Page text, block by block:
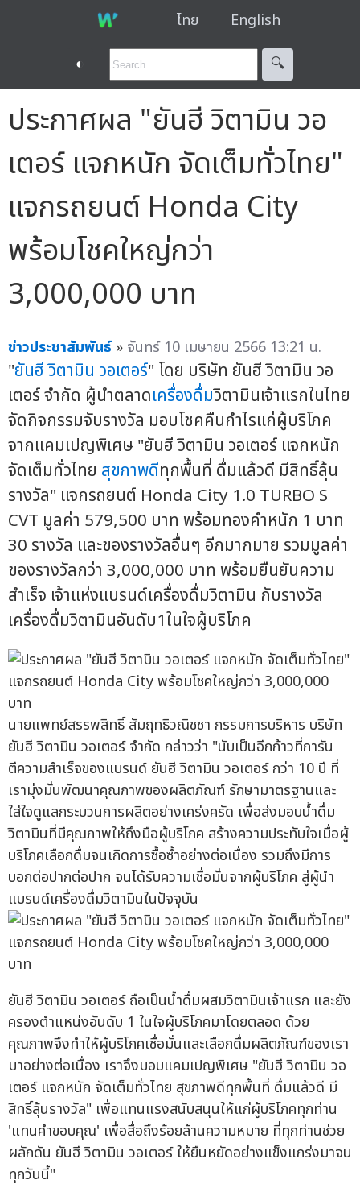
ไทย English
◐ 🔍︎
ประกาศผล "ยันฮี วิตามิน วอ
เตอร์ แจกหนัก จัดเต็มทั่วไทย"
แจกรถยนต์ Honda City
พร้อมโชคใหญ่กว่า
3,000,000 บาท
ข่าวประชาสัมพันธ์ » จันทร์ 10 เมษายน 2566 13:21 น.
"ยันฮี วิตามิน วอเตอร์" โดย บริษัท ยันฮี วิตามิน วอ
เตอร์ จำกัด ผู้นำตลาดเครื่องดื่มวิตามินเจ้าแรกในไทย
จัดกิจกรรมจับรางวัล มอบโชคคืนกำไรแก่ผู้บริโภค
จากแคมเปญพิเศษ "ยันฮี วิตามิน วอเตอร์ แจกหนัก
จัดเต็มทั่วไทย สุขภาพดีทุกพื้นที่ ดื่มแล้วดี มีสิทธิ์ลุ้น
รางวัล" แจกรถยนต์ Honda City 1.0 TURBO S
CVT มูลค่า 579,500 บาท พร้อมทองคำหนัก 1 บาท
30 รางวัล และของรางวัลอื่นๆ อีกมากมาย รวมมูลค่า
ของรางวัลกว่า 3,000,000 บาท พร้อมยืนยันความ
สำเร็จ เจ้าแห่งแบรนด์เครื่องดื่มวิตามิน กับรางวัล
เครื่องดื่มวิตามินอันดับ1ในใจผู้บริโภค
นายแพทย์สรรพสิทธิ์ สัมฤทธิวณิชชา กรรมการบริหาร บริษัท
ยันฮี วิตามิน วอเตอร์ จำกัด กล่าวว่า "นับเป็นอีกก้าวที่การัน
ตีความสำเร็จของแบรนด์ ยันฮี วิตามิน วอเตอร์ กว่า 10 ปี ที่
เรามุ่งมั่นพัฒนาคุณภาพของผลิตภัณฑ์ รักษามาตรฐานและ
ใส่ใจดูแลกระบวนการผลิตอย่างเคร่งครัด เพื่อส่งมอบน้ำดื่ม
วิตามินที่มีคุณภาพให้ถึงมือผู้บริโภค สร้างความประทับใจเมื่อผู้
บริโภคเลือกดื่มจนเกิดการซื้อซ้ำอย่างต่อเนื่อง รวมถึงมีการ
บอกต่อปากต่อปาก จนได้รับความเชื่อมั่นจากผู้บริโภค สู่ผู้นำ
แบรนด์เครื่องดื่มวิตามินในปัจจุบัน
ยันฮี วิตามิน วอเตอร์ ถือเป็นน้ำดื่มผสมวิตามินเจ้าแรก และยัง
ครองตำแหน่งอันดับ 1 ในใจผู้บริโภคมาโดยตลอด ด้วย
คุณภาพจึงทำให้ผู้บริโภคเชื่อมั่นและเลือกดื่มผลิตภัณฑ์ของเรา
มาอย่างต่อเนื่อง เราจึงมอบแคมเปญพิเศษ "ยันฮี วิตามิน วอ
เตอร์ แจกหนัก จัดเต็มทั่วไทย สุขภาพดีทุกพื้นที่ ดื่มแล้วดี มี
สิทธิ์ลุ้นรางวัล" เพื่อแทนแรงสนับสนุนให้แก่ผู้บริโภคทุกท่าน
'แทนคำขอบคุณ' เพื่อสื่อถึงร้อยล้านความหมาย ที่ทุกท่านช่วย
ผลักดัน ยันฮี วิตามิน วอเตอร์ ให้ยืนหยัดอย่างแข็งแกร่งมาจน
ทุกวันนี้"